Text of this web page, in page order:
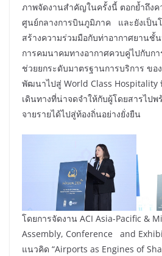
ภาพจัดงานสำคัญในครั้งนี้ ตอกย้ำถึงค
ศูนย์กลางการบินภูมิภาค และยังเป็น
สร้างความร่วมมือกับท่าอากาศยานชั้
การคมนาคมทางอากาศควบคู่ไปกับกา
ช่วยยกระดับมาตรฐานการบริการ ขอ
พัฒนาไปสู่ World Class
เดินทางที่น่าจดจำให้กับผู้โดยสารไป
จายรายได้ไปสู่ท้องถิ่นอย่างยั่งยืน
โดยการจัดงาน ACI Asia-Pacific &
Assembly, Conference and
แนวคิด “Airports as Engines of